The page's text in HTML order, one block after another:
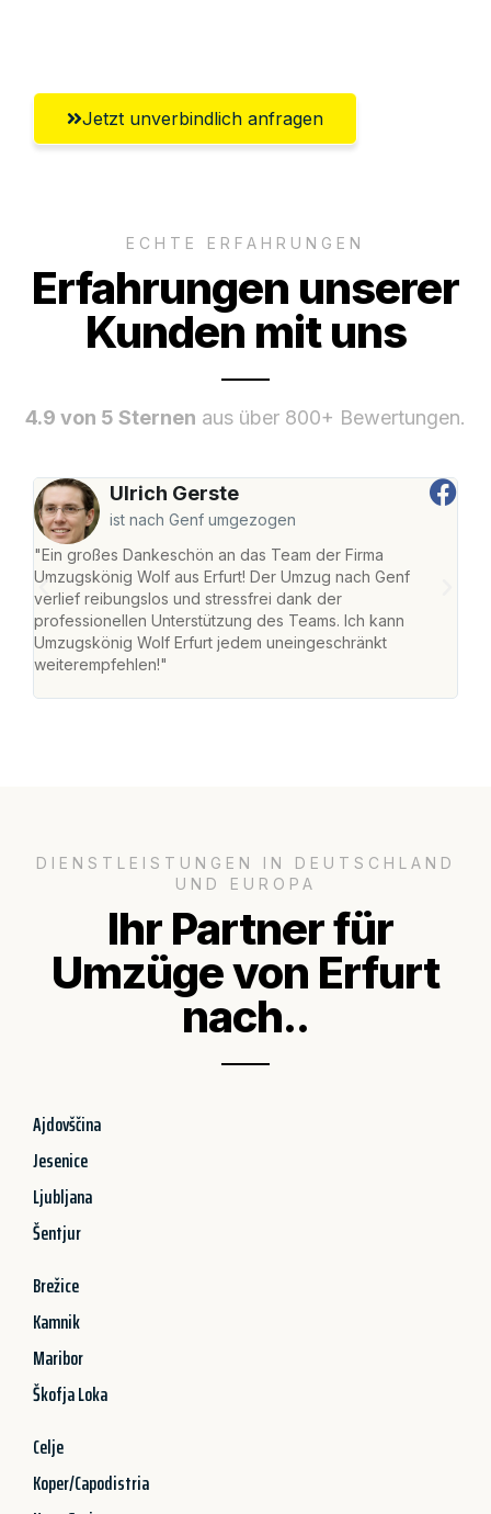
Jetzt unverbindlich anfragen
ECHTE ERFAHRUNGEN
Erfahrungen unserer
Kunden mit uns
4.9 von 5 Sternen aus über 800+ Bewertungen.
Ulrich Gerste
ist nach Genf umgezogen
"Ein großes Dankeschön an das Team der Firma
Umzugskönig Wolf aus Erfurt! Der Umzug nach Genf
verlief reibungslos und stressfrei dank der
professionellen Unterstützung des Teams. Ich kann
Umzugskönig Wolf Erfurt jedem uneingeschränkt
weiterempfehlen!"
DIENSTLEISTUNGEN IN DEUTSCHLAND
UND EUROPA
Ihr Partner für
Umzüge von Erfurt
nach..
Ajdovščina
Jesenice
Ljubljana
Šentjur
Brežice
Kamnik
Maribor
Škofja Loka
Celje
Koper/Capodistria